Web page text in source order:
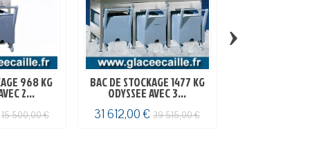
968 KG
2...
15 500,00 €
BAC DE STOCKAGE 1477 KG
ODYSSEE AVEC 3...
31 612,00 €39 515,00 €
›